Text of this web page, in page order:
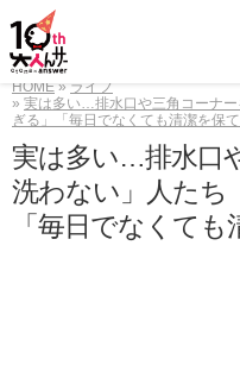
HOME
ライフ
実は多い…排水口や三角コーナ
ぎる」「毎日でなくても清潔を保て
実は多い…排水口
洗わない」人たち
「毎日でなくても